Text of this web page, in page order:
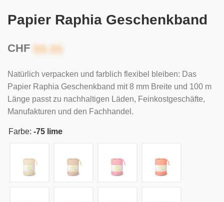
Papier Raphia Geschenkband
CHF
Natürlich verpacken und farblich flexibel bleiben: Das
Papier Raphia Geschenkband mit 8 mm Breite und 100 m
Länge passt zu nachhaltigen Läden, Feinkostgeschäfte,
Manufakturen und den Fachhandel.
Farbe: -75 lime